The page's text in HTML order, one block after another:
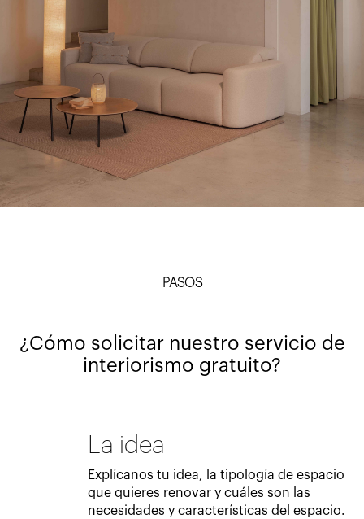
PASOS
¿Cómo solicitar nuestro servicio de
interiorismo gratuito?
La idea
Explícanos tu idea, la tipología de espacio
que quieres renovar y cuáles son las
necesidades y características del espacio.